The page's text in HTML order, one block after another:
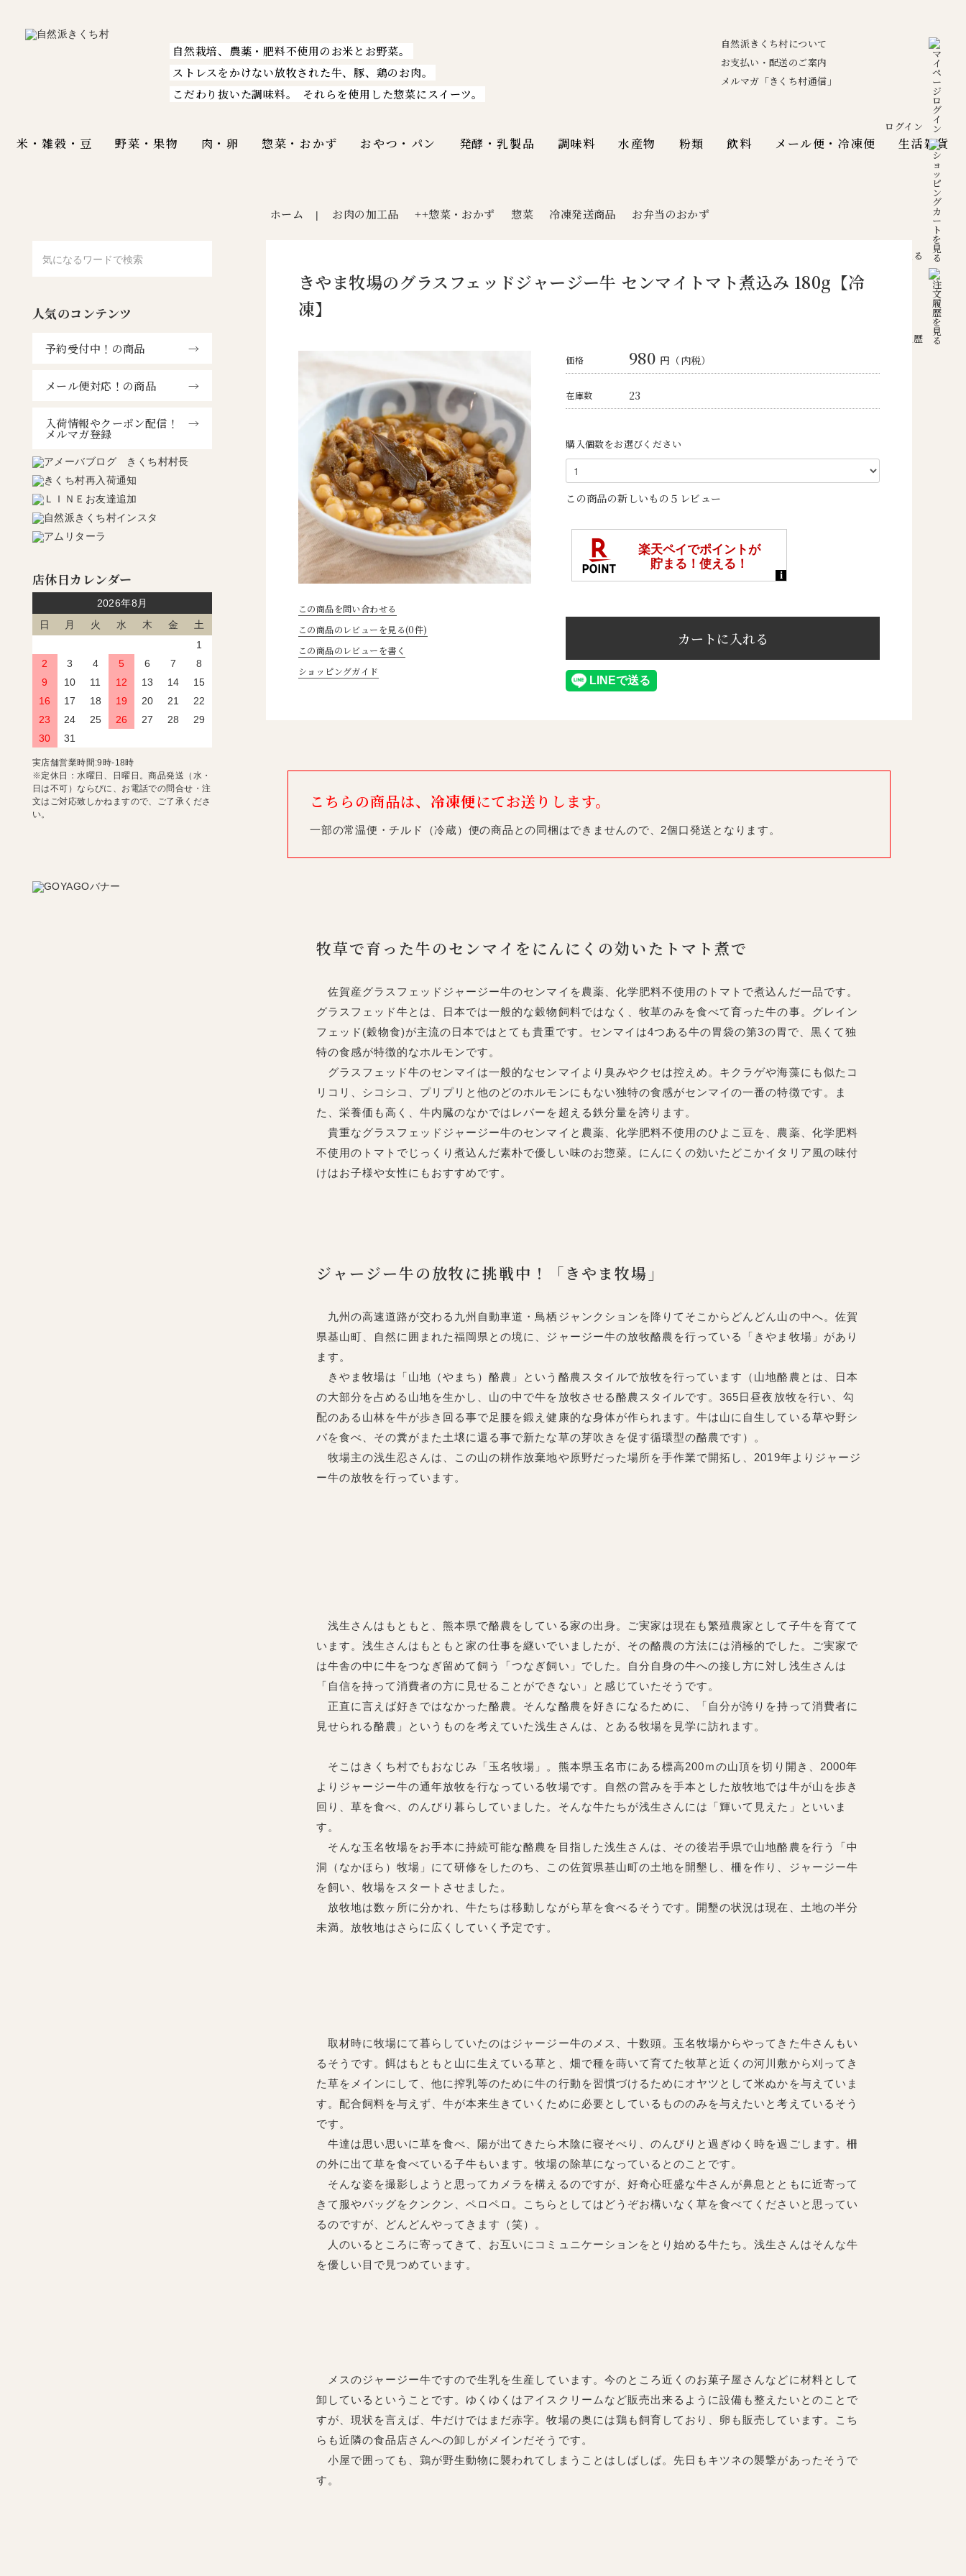
自然栽培、農薬・肥料不使用のお米とお野菜。
ストレスをかけない放牧された牛、豚、鶏のお肉。
こだわり抜いた調味料。
それらを使用した惣菜にスイーツ。
米・雑穀・豆 野菜・果物 肉・卵 惣菜・おかず おやつ・パン 発酵・乳製品 調味料 水産物 粉類 飲料 メール便・冷凍便 生活雑貨
自然派きくち村について
お支払い・配送のご案内
メルマガ「きくち村通信」
ログイン
カートを見る
注文履歴
ホーム | お肉の加工品 ++惣菜・おかず 惣菜 冷凍発送商品 お弁当のおかず
きやま牧場のグラスフェッドジャージー牛 センマイトマト煮込み 180g【冷
凍】
この商品を問い合わせる
この商品のレビューを見る(0件)
この商品のレビューを書く
ショッピングガイド
価格 980 円（内税）
在庫数 23
購入個数をお選びください
この商品の新しいもの５レビュー
こちらの商品は、 冷凍便にてお送りします。
一部の常温便・チルド（冷蔵）便の商品との同梱はできませんので、2個口発送となります。
牧草で育った牛のセンマイをにんにくの効いたトマト煮で
佐賀産グラスフェッドジャージー牛のセンマイを農薬、化学肥料不使用のトマトで煮込んだ一品です。
グラスフェッド牛とは、日本では一般的な穀物飼料ではなく、牧草のみを食べて育った牛の事。グレイン
フェッド(穀物食)が主流の日本ではとても貴重です。センマイは4つある牛の胃袋の第3の胃で、黒くて独
特の食感が特徴的なホルモンです。
グラスフェッド牛のセンマイは一般的なセンマイより臭みやクセは控えめ。キクラゲや海藻にも似たコ
リコリ、シコシコ、プリプリと他のどのホルモンにもない独特の食感がセンマイの一番の特徴です。ま
た、栄養価も高く、牛内臓のなかではレバーを超える鉄分量を誇ります。
貴重なグラスフェッドジャージー牛のセンマイと農薬、化学肥料不使用のひよこ豆を、農薬、化学肥料
不使用のトマトでじっくり煮込んだ素朴で優しい味のお惣菜。にんにくの効いたどこかイタリア風の味付
けはお子様や女性にもおすすめです。
ジャージー牛の放牧に挑戦中！「きやま牧場」
九州の高速道路が交わる九州自動車道・鳥栖ジャンクションを降りてそこからどんどん山の中へ。佐賀
県基山町、自然に囲まれた福岡県との境に、ジャージー牛の放牧酪農を行っている「きやま牧場」があり
ます。
きやま牧場は「山地（やまち）酪農」という酪農スタイルで放牧を行っています（山地酪農とは、日本
の大部分を占める山地を生かし、山の中で牛を放牧させる酪農スタイルです。365日昼夜放牧を行い、勾
配のある山林を牛が歩き回る事で足腰を鍛え健康的な身体が作られます。牛は山に自生している草や野シ
バを食べ、その糞がまた土壌に還る事で新たな草の芽吹きを促す循環型の酪農です）。
牧場主の浅生忍さんは、この山の耕作放棄地や原野だった場所を手作業で開拓し、2019年よりジャージ
ー牛の放牧を行っています。
浅生さんはもともと、熊本県で酪農をしている家の出身。ご実家は現在も繁殖農家として子牛を育てて
います。浅生さんはもともと家の仕事を継いでいましたが、その酪農の方法には消極的でした。ご実家で
は牛舎の中に牛をつなぎ留めて飼う「つなぎ飼い」でした。自分自身の牛への接し方に対し浅生さんは
「自信を持って消費者の方に見せることができない」と感じていたそうです。
正直に言えば好きではなかった酪農。そんな酪農を好きになるために、「自分が誇りを持って消費者に
見せられる酪農」というものを考えていた浅生さんは、とある牧場を見学に訪れます。
そこはきくち村でもおなじみ「玉名牧場」。熊本県玉名市にある標高200ｍの山頂を切り開き、2000年
よりジャージー牛の通年放牧を行なっている牧場です。自然の営みを手本とした放牧地では牛が山を歩き
回り、草を食べ、のんびり暮らしていました。そんな牛たちが浅生さんには「輝いて見えた」といいま
す。
そんな玉名牧場をお手本に持続可能な酪農を目指した浅生さんは、その後岩手県で山地酪農を行う「中
洞（なかほら）牧場」にて研修をしたのち、この佐賀県基山町の土地を開墾し、柵を作り、ジャージー牛
を飼い、牧場をスタートさせました。
放牧地は数ヶ所に分かれ、牛たちは移動しながら草を食べるそうです。開墾の状況は現在、土地の半分
未満。放牧地はさらに広くしていく予定です。
取材時に牧場にて暮らしていたのはジャージー牛のメス、十数頭。玉名牧場からやってきた牛さんもい
るそうです。餌はもともと山に生えている草と、畑で種を蒔いて育てた牧草と近くの河川敷から刈ってき
た草をメインにして、他に搾乳等のために牛の行動を習慣づけるためにオヤツとして米ぬかを与えていま
す。配合飼料を与えず、牛が本来生きていくために必要としているもののみを与えたいと考えているそう
です。
牛達は思い思いに草を食べ、陽が出てきたら木陰に寝そべり、のんびりと過ぎゆく時を過ごします。柵
の外に出て草を食べている子牛もいます。牧場の除草になっているとのことです。
そんな姿を撮影しようと思ってカメラを構えるのですが、好奇心旺盛な牛さんが鼻息とともに近寄って
きて服やバッグをクンクン、ペロペロ。こちらとしてはどうぞお構いなく草を食べてくださいと思ってい
るのですが、どんどんやってきます（笑）。
人のいるところに寄ってきて、お互いにコミュニケーションをとり始める牛たち。浅生さんはそんな牛
を優しい目で見つめています。
メスのジャージー牛ですので生乳を生産しています。今のところ近くのお菓子屋さんなどに材料として
卸しているということです。ゆくゆくはアイスクリームなど販売出来るように設備も整えたいとのことで
すが、現状を言えば、牛だけではまだ赤字。牧場の奥には鶏も飼育しており、卵も販売しています。こち
らも近隣の食品店さんへの卸しがメインだそうです。
小屋で囲っても、鶏が野生動物に襲われてしまうことはしばしば。先日もキツネの襲撃があったそうで
す。
人気のコンテンツ
予約受付中！の商品
メール便対応！の商品
入荷情報やクーポン配信！
メルマガ登録
店休日カレンダー
2026年8月
日
月 火 水 木 金
土
1
2
3 4 5 6 7
8
9
10 11 12 13 14
15
16
17 18 19 20 21
22
23
24 25 26 27 28
29
30
31
実店舗営業時間:9時-18時
※定休日：水曜日、日曜日。商品発送（水・
日は不可）ならびに、お電話での問合せ・注
文はご対応致しかねますので、ご了承くださ
い。